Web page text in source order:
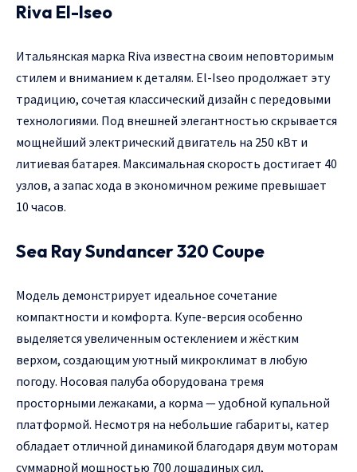
Riva El-Iseo
Итальянская марка Riva известна своим неповторимым
стилем и вниманием к деталям. El-Iseo продолжает эту
традицию, сочетая классический дизайн с передовыми
технологиями. Под внешней элегантностью скрывается
мощнейший электрический двигатель на 250 кВт и
литиевая батарея. Максимальная скорость достигает 40
узлов, а запас хода в экономичном режиме превышает
10 часов.
Sea Ray Sundancer 320 Coupe
Модель демонстрирует идеальное сочетание
компактности и комфорта. Купе-версия особенно
выделяется увеличенным остеклением и жёстким
верхом, создающим уютный микроклимат в любую
погоду. Носовая палуба оборудована тремя
просторными лежаками, а корма — удобной купальной
платформой. Несмотря на небольшие габариты, катер
обладает отличной динамикой благодаря двум моторам
суммарной мощностью 700 лошадиных сил,